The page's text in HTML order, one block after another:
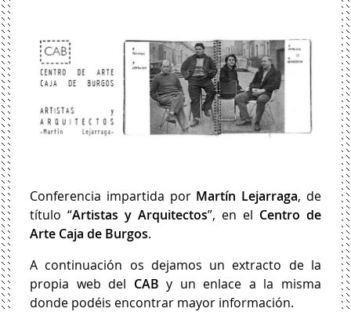
Conferencia impartida por Martín Lejarraga, de
título “Artistas y Arquitectos”, en el Centro de
Arte Caja de Burgos.
A continuación os dejamos un extracto de la
propia web del CAB y un enlace a la misma
donde podéis encontrar mayor información.